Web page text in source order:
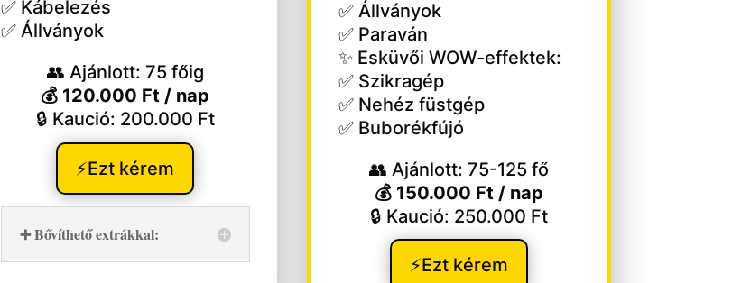
✅ Kábelezés
✅ Állványok
👥 Ajánlott: 75 főig
💰 120.000 Ft / nap
🔒 Kaució: 200.000 Ft
⚡Ezt kérem
➕ Bővíthető extrákkal:
✅ Állványok
✅ Paraván
✨ Esküvői WOW-effektek:
✅ Szikragép
✅ Nehéz füstgép
✅ Buborékfújó
👥 Ajánlott: 75-125 fő
💰 150.000 Ft / nap
🔒 Kaució: 250.000 Ft
⚡Ezt kérem